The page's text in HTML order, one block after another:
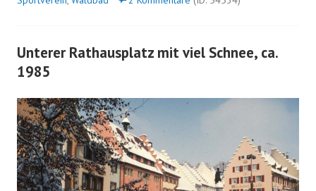
Unterer Rathausplatz mit viel Schnee, ca.
1985